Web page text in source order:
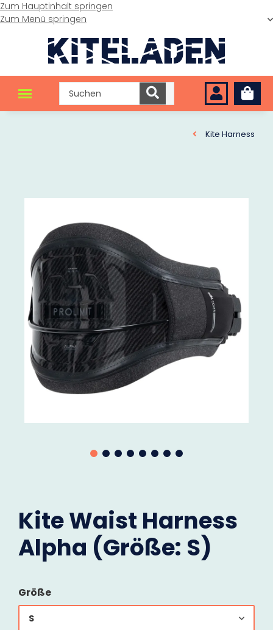
Zum Hauptinhalt springen
Zum Menü springen
Kite Harness
Kite Waist Harness
Alpha (Größe: S)
Größe
S